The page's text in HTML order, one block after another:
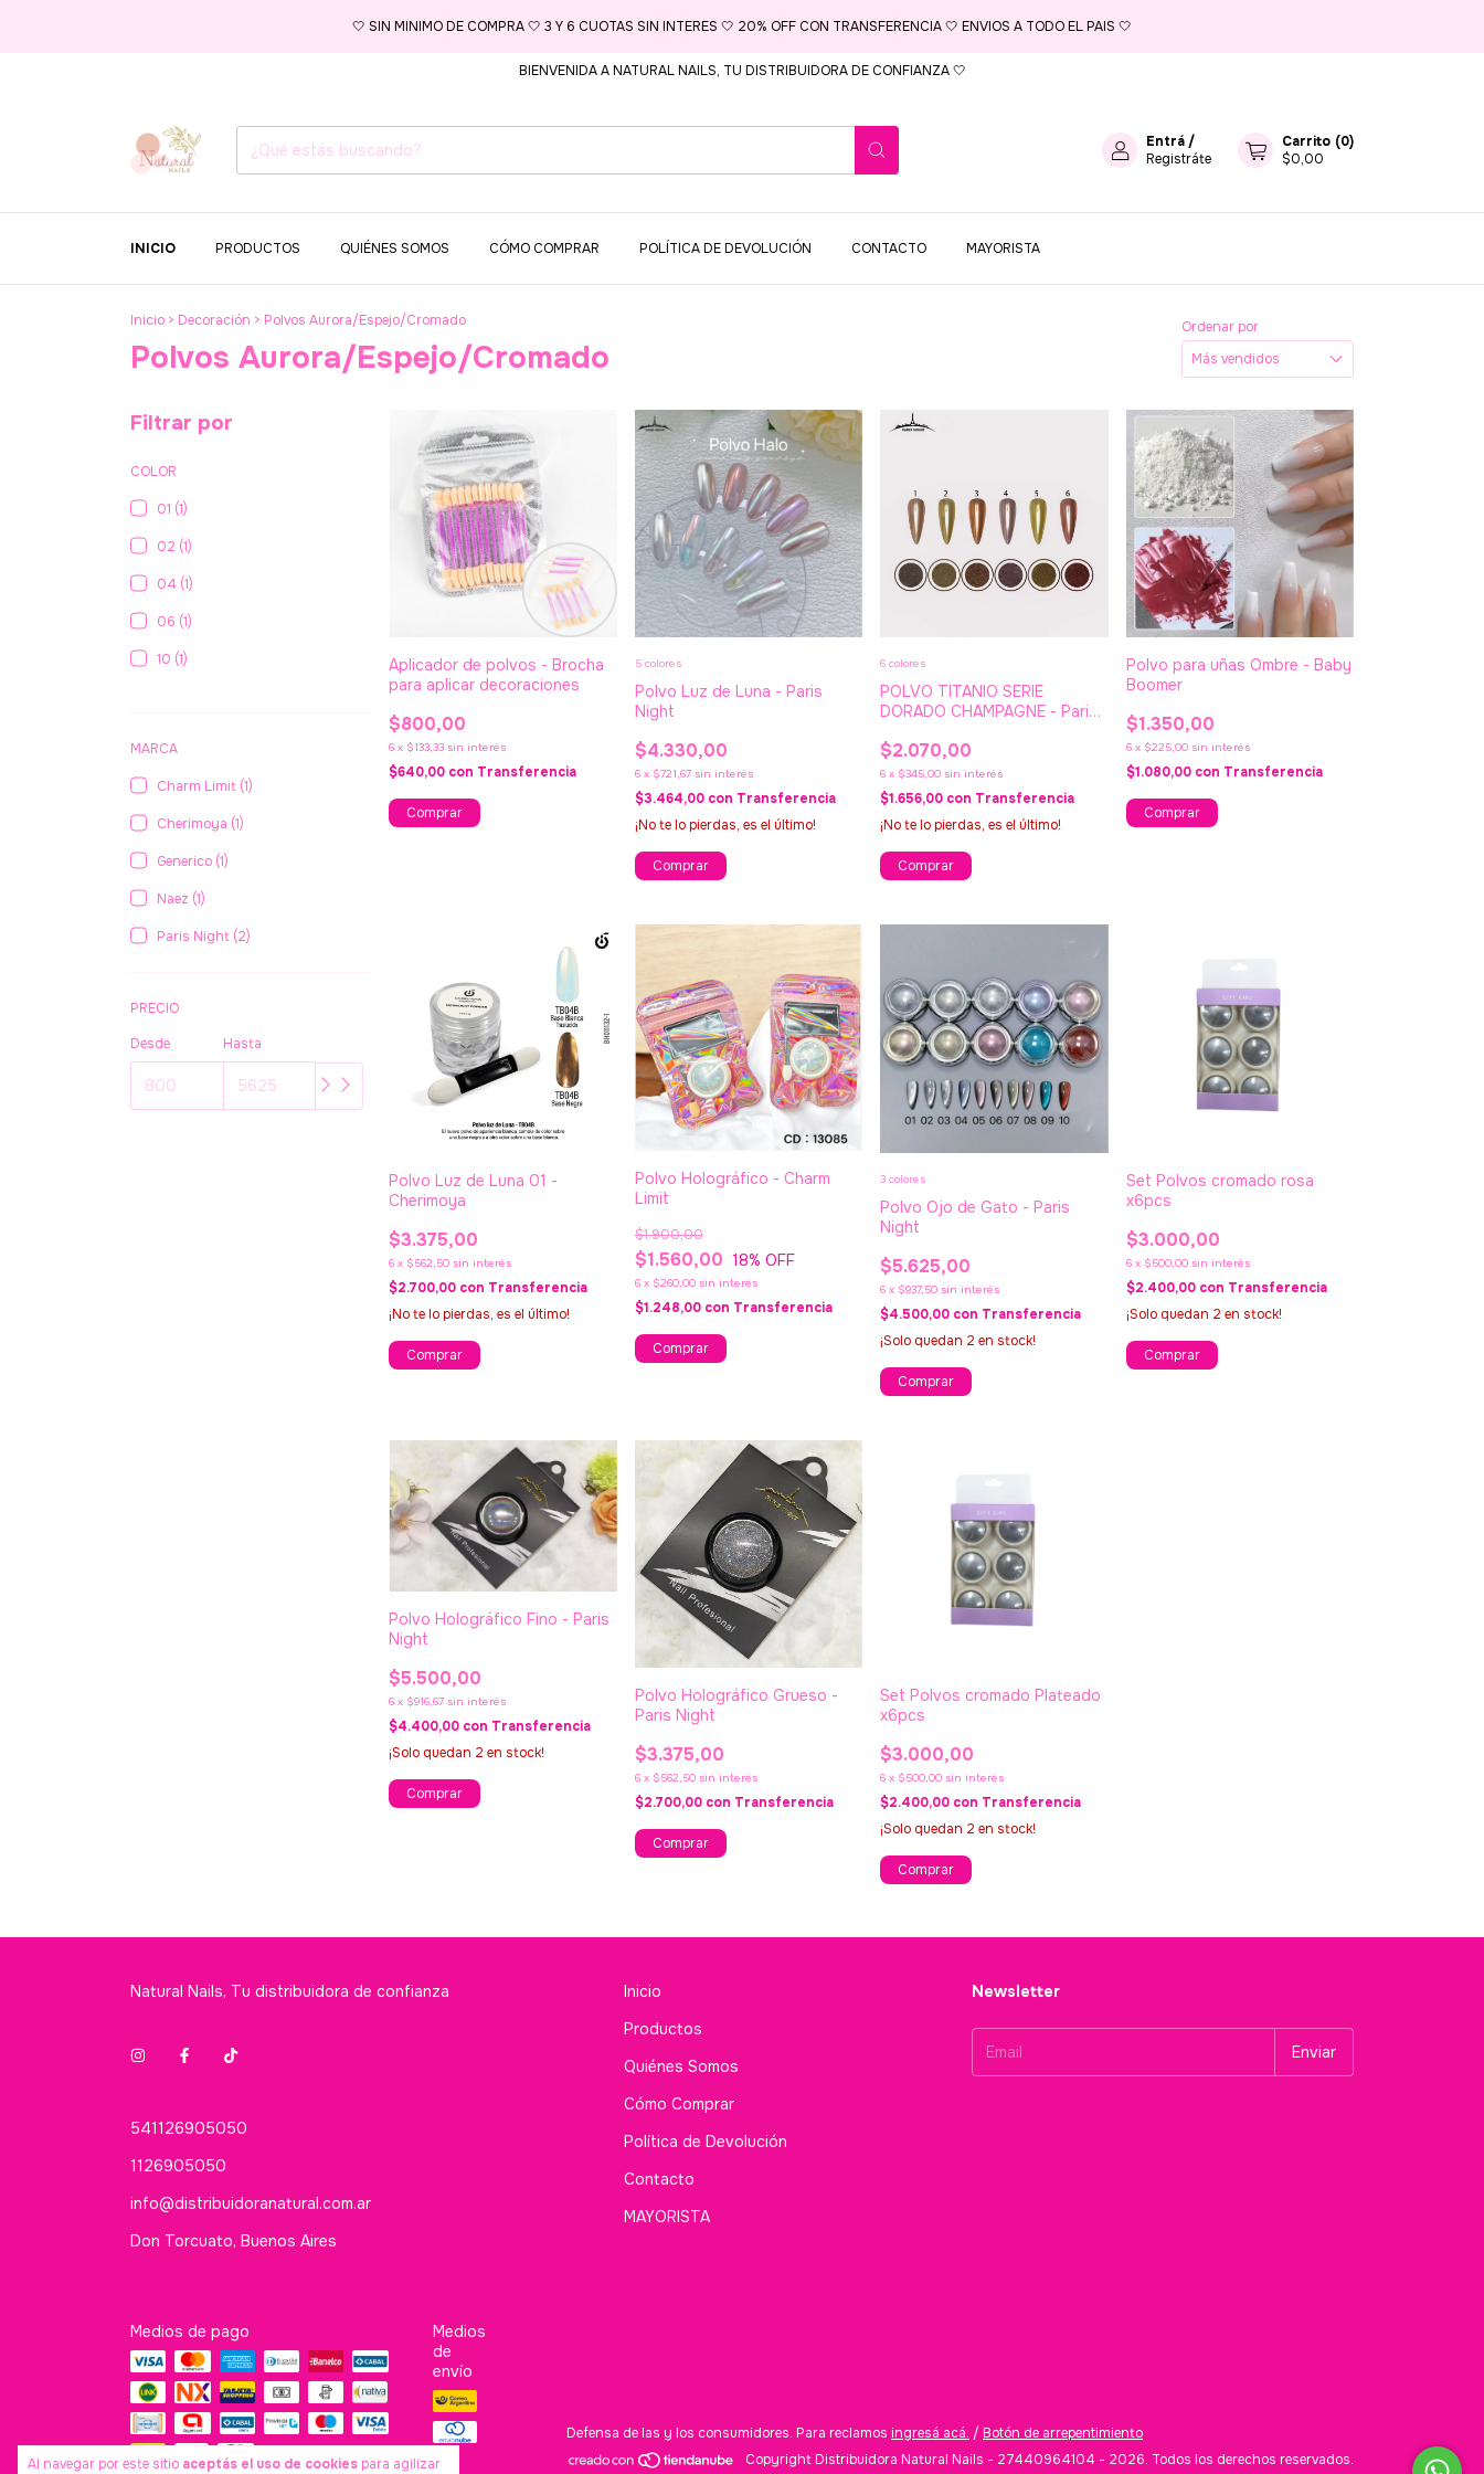
🤍 SIN MINIMO DE COMPRA 🤍 3 Y 6 CUOTAS SIN INTERES 🤍 20% OFF CON TRANSFERENCIA 🤍 ENVIOS A TODO EL PAIS 🤍
BIENVENIDA A NATURAL NAILS, TU DISTRIBUIDORA DE CONFIANZA 🤍
Entrá /
Registráte
Carrito (0)
$0,00
INICIO PRODUCTOS QUIÉNES SOMOS CÓMO COMPRAR POLÍTICA DE DEVOLUCIÓN CONTACTO MAYORISTA
Al navegar por este sitio aceptás el uso de cookies para agilizar
Inicio > Decoración > Polvos Aurora/Espejo/Cromado
Polvos Aurora/Espejo/Cromado
Ordenar por
Filtrar por
COLOR
01 (1)
02 (1)
04 (1)
06 (1)
10 (1)
MARCA
Charm Limit (1)
Cherimoya (1)
Generico (1)
Naez (1)
Paris Night (2)
PRECIO
Desde
Hasta
Aplicador de polvos - Brocha
para aplicar decoraciones
$800,00
6 x $133,33 sin interés
$640,00 con Transferencia
Polvo Luz de Luna - Paris
Night
$4.330,00
6 x $721,67 sin interés
$3.464,00 con Transferencia
¡No te lo pierdas, es el último!
5 colores
Comprar
POLVO TITANIO SERIE
DORADO CHAMPAGNE - Paris
$2.070,00
6 x $345,00 sin interés
$1.656,00 con Transferencia
¡No te lo pierdas, es el último!
6 colores
Comprar
Polvo para uñas Ombre - Baby
Boomer
$1.350,00
6 x $225,00 sin interés
$1.080,00 con Transferencia
Polvo Luz de Luna 01 -
Cherimoya
$3.375,00
6 x $562,50 sin interés
$2.700,00 con Transferencia
¡No te lo pierdas, es el último!
Polvo Holográfico - Charm
Limit
$1.560,00
$1.900,00
18% OFF
6 x $260,00 sin interés
$1.248,00 con Transferencia
Polvo Ojo de Gato - Paris
Night
$5.625,00
6 x $937,50 sin interés
$4.500,00 con Transferencia
¡Solo quedan 2 en stock!
3 colores
Comprar
Set Polvos cromado rosa
x6pcs
$3.000,00
6 x $500,00 sin interés
$2.400,00 con Transferencia
¡Solo quedan 2 en stock!
Polvo Holográfico Fino - Paris
Night
$5.500,00
6 x $916,67 sin interés
$4.400,00 con Transferencia
¡Solo quedan 2 en stock!
Polvo Holográfico Grueso -
Paris Night
$3.375,00
6 x $562,50 sin interés
$2.700,00 con Transferencia
Set Polvos cromado Plateado
x6pcs
$3.000,00
6 x $500,00 sin interés
$2.400,00 con Transferencia
¡Solo quedan 2 en stock!
Natural Nails, Tu distribuidora de confianza
541126905050
1126905050
info@distribuidoranatural.com.ar
Don Torcuato, Buenos Aires
Inicio
Productos
Quiénes Somos
Cómo Comprar
Política de Devolución
Contacto
MAYORISTA
Newsletter
Medios de pago
Medios
de
envío
Defensa de las y los consumidores. Para reclamos ingresá acá. / Botón de arrepentimiento
Copyright Distribuidora Natural Nails - 27440964104 - 2026. Todos los derechos reservados.